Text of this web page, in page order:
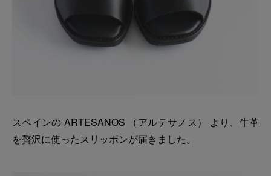
スペインの ARTESANOS （アルテサノス） より、牛革
を贅沢に使ったスリッポンが届きました。